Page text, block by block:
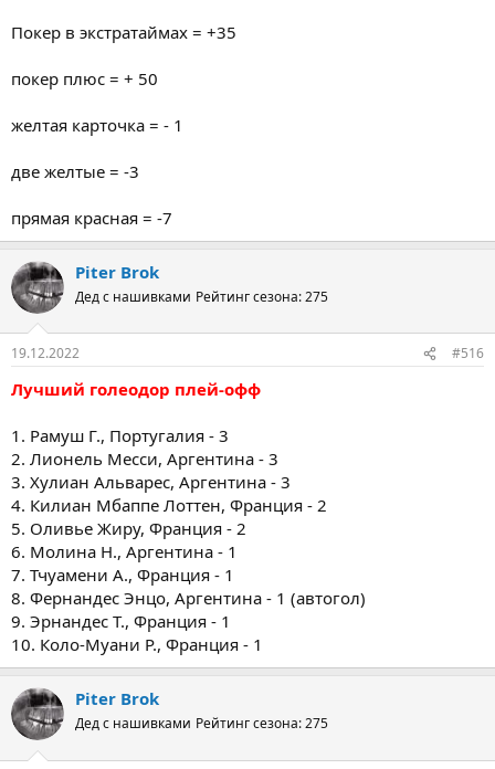
Покер в экстратаймах = +35
покер плюс = + 50
желтая карточка = - 1
две желтые = -3
прямая красная = -7
Piter Brok
Дед с нашивками Рейтинг сезона: 275
19.12.2022 #516
Лучший голеодор плей-офф
1. Рамуш Г., Португалия - 3
2. Лионель Месси, Аргентина - 3
3. Хулиан Альварес, Аргентина - 3
4. Килиан Мбаппе Лоттен, Франция - 2
5. Оливье Жиру, Франция - 2
6. Молина Н., Аргентина - 1
7. Тчуамени А., Франция - 1
8. Фернандес Энцо, Аргентина - 1 (автогол)
9. Эрнандес Т., Франция - 1
10. Коло-Муани Р., Франция - 1
Piter Brok
Дед с нашивками Рейтинг сезона: 275